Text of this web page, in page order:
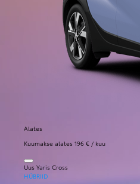
Alates
Kuumakse alates 196 € / kuu
Uus Yaris Cross
HÜBRIID